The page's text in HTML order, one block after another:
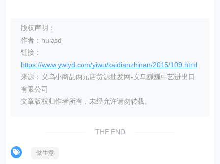
版权声明：
作者：huiasd
链接：
https://www.ywlyd.com/yiwu/kaidianzhinan/2015/109.html
来源：义乌小商品两元店货源批发网-义乌巍巍中艺进出口
有限公司
文章版权归作者所有，未经允许请勿转载。
THE END
做生意